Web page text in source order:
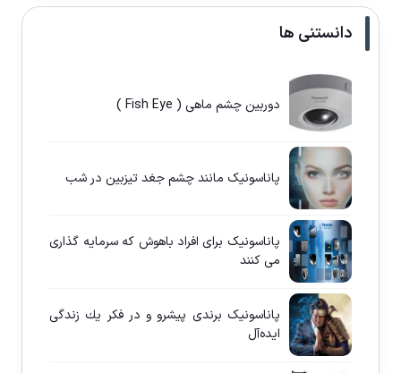
دانستنی ها
دوربین چشم ماهی ( Fish Eye )
پاناسونيک مانند چشم جغد تيزبين در شب
پاناسونيک برای افراد باهوش كه سرمايه گذاری
می كنند
پاناسونيک برندی پيشرو و در فكر يك زندگی
ايده‌آل